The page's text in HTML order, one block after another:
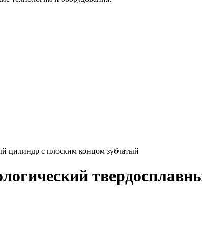
цилиндр с плоским концом зубчатый